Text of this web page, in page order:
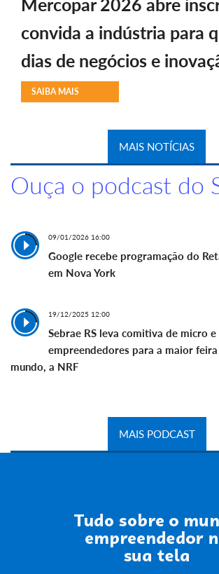
Mercopar 2026 abre
convida a indústria para
dias de negócios e
SAIBA MAIS
MAIS NOTÍCIAS
Ouça o podcast do
09/01/2026 16:00
Google recebe programação do
em Nova York
19/12/2025 12:00
Sebrae RS leva comitiva de micro e
empreendedores para a maior
mundo, a NRF
MAIS PODCAST